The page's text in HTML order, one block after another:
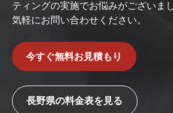
ティングの実施でお悩みがございま
気軽にお問い合わせください。
今すぐ無料お見積もり
長野県の料金表を見る